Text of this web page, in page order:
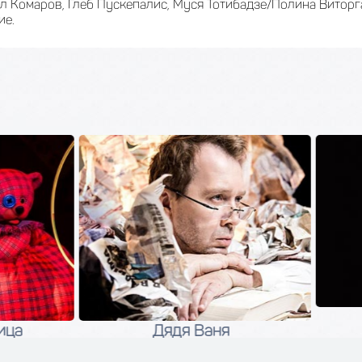
Комаров, Глеб Пускепалис, Муся Тотибадзе/Полина
Дядя Ваня
Канарейка